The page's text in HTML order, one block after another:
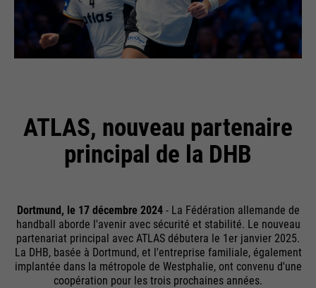
ATLAS, nouveau partenaire
principal de la DHB
Dortmund, le 17 décembre 2024- La Fédération allemande de
handball aborde l'avenir avec sécurité et stabilité. Le nouveau
partenariat principal avec ATLAS débutera le 1er janvier 2025.
La DHB, basée à Dortmund, et l'entreprise familiale, également
implantée dans la métropole de Westphalie, ont convenu d'une
coopération pour les trois prochaines années.